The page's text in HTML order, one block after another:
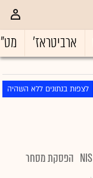
ארביטראז'
לצפות בנתונים ללא השהיה
NIS הפסקת מסחר